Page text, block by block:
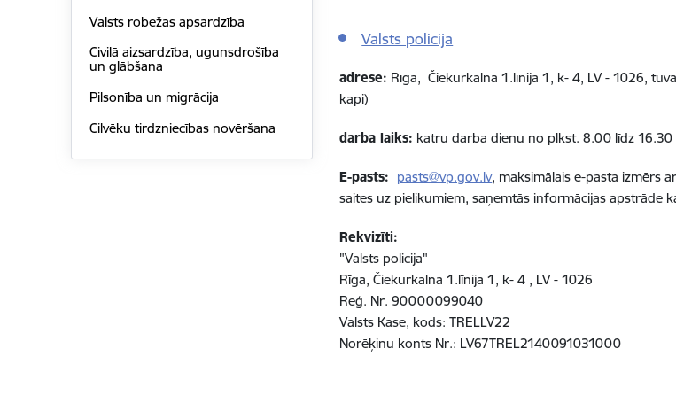
Valsts robežas apsardzība
Civilā aizsardzība, ugunsdrošība
un glābšana
Pilsonība un migrācija
Cilvēku tirdzniecības novēršana
Valsts policija
adrese: Rīgā, Čiekurkalna 1.līnijā 1, k- 4, LV - 1026,
kapi)
darba laiks: katru darba dienu no plkst. 8.00 līdz
E-pasts: pasts@vp.gov.lv, maksimālais e-pasta izmērs
saites uz pielikumiem, saņemtās informācijas apstrāde
Rekvizīti:
"Valsts policija"
Rīga, Čiekurkalna 1.līnija 1, k- 4 , LV - 1026
Reģ. Nr. 90000099040
Valsts Kase, kods: TRELLV22
Norēķinu konts Nr.: LV67TREL2140091031000